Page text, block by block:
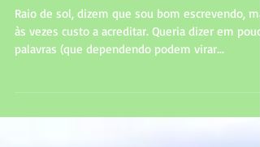
Natale Svizzero
Raio de sol, dizem que sou bom escrevendo,
às vezes custo a acreditar. Queria dizer em